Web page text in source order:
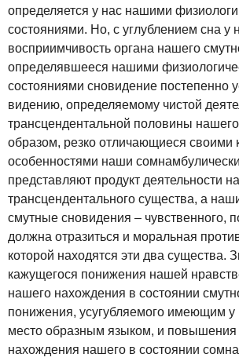
определяется у нас нашими
состояниями. Но, с углублением сна у
восприимчивость органа нашего
определявшееся нашими
состояниями сновидение постепенно
видению, определяемому чистой
трансцендентальной половины
образом, резко отличающиеся своими
особенностями наши
представляют продукт деятельности
трансцендентального существа, а
смутные сновидения – чувственного,
должна отразиться и моральная
которой находятся эти два существа.
кажущегося понижения нашей
нашего нахождения в состоянии
понижения, усугубляемого имеющим у
место образным языком, и повышения
нахождения нашего в состоянии